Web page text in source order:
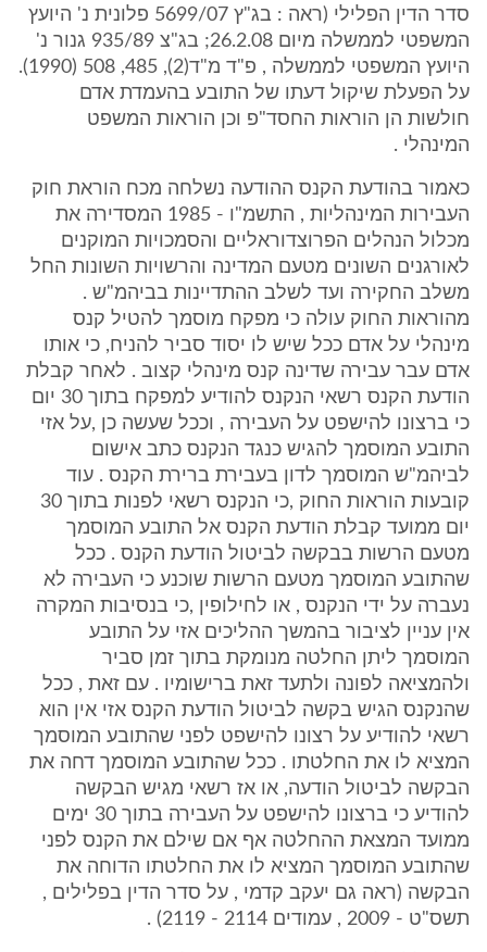
סדר הדין הפלילי (ראה : בג"ץ 5699/07 פלונית נ' היועץ
המשפטי לממשלה מיום 26.2.08; בג"צ 935/89 גנור נ'
היועץ המשפטי לממשלה , פ"ד מ"ד(2), 485, 508 (1990).
על הפעלת שיקול דעתו של התובע בהעמדת אדם
חולשות הן הוראות החסד"פ וכן הוראות המשפט
המינהלי .
כאמור בהודעת הקנס ההודעה נשלחה מכח הוראת חוק
העבירות המינהליות , התשמ"ו - 1985 המסדירה את
מכלול הנהלים הפרוצדוראליים והסמכויות המוקנים
לאורגנים השונים מטעם המדינה והרשויות השונות החל
משלב החקירה ועד לשלב ההתדיינות בביהמ"ש .
מהוראות החוק עולה כי מפקח מוסמך להטיל קנס
מינהלי על אדם ככל שיש לו יסוד סביר להניח, כי אותו
אדם עבר עבירה שדינה קנס מינהלי קצוב . לאחר קבלת
הודעת הקנס רשאי הנקנס להודיע למפקח בתוך 30 יום
כי ברצונו להישפט על העבירה , וככל שעשה כן ,על אזי
התובע המוסמך להגיש כנגד הנקנס כתב אישום
לביהמ"ש המוסמך לדון בעבירת ברירת הקנס . עוד
קובעות הוראות החוק ,כי הנקנס רשאי לפנות בתוך 30
יום ממועד קבלת הודעת הקנס אל התובע המוסמך
מטעם הרשות בבקשה לביטול הודעת הקנס . ככל
שהתובע המוסמך מטעם הרשות שוכנע כי העבירה לא
נעברה על ידי הנקנס , או לחילופין ,כי בנסיבות המקרה
אין עניין לציבור בהמשך ההליכים אזי על התובע
המוסמך ליתן החלטה מנומקת בתוך זמן סביר
ולהמציאה לפונה ולתעד זאת ברישומיו . עם זאת , ככל
שהנקנס הגיש בקשה לביטול הודעת הקנס אזי אין הוא
רשאי להודיע על רצונו להישפט לפני שהתובע המוסמך
המציא לו את החלטתו . ככל שהתובע המוסמך דחה את
הבקשה לביטול הודעה, או אז רשאי מגיש הבקשה
להודיע כי ברצונו להישפט על העבירה בתוך 30 ימים
ממועד המצאת ההחלטה אף אם שילם את הקנס לפני
שהתובע המוסמך המציא לו את החלטתו הדוחה את
הבקשה (ראה גם יעקב קדמי , על סדר הדין בפלילים ,
תשס"ט - 2009 , עמודים 2114 - 2119) .